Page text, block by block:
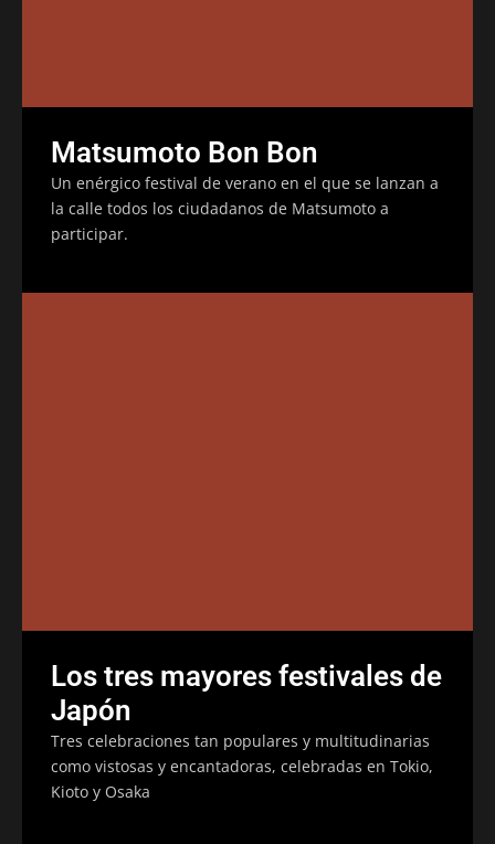
Matsumoto Bon Bon
Un enérgico festival de verano en el que se lanzan a
la calle todos los ciudadanos de Matsumoto a
participar.
Los tres mayores festivales de
Japón
Tres celebraciones tan populares y multitudinarias
como vistosas y encantadoras, celebradas en Tokio,
Kioto y Osaka